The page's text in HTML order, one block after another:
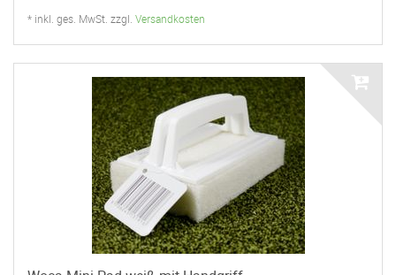
* inkl. ges. MwSt. zzgl. Versandkosten